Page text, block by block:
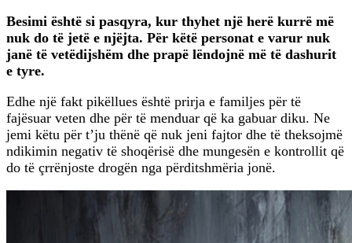
Besimi është si pasqyra, kur thyhet një herë kurrë më
nuk do të jetë e njëjta. Për këtë personat e varur nuk
janë të vetëdijshëm dhe prapë lëndojnë më të dashurit
e tyre.
Edhe një fakt pikëllues është prirja e familjes për të
fajësuar veten dhe për të menduar që ka gabuar diku. Ne
jemi këtu për t’ju thënë që nuk jeni fajtor dhe të theksojmë
ndikimin negativ të shoqërisë dhe mungesën e kontrollit që
do të çrrënjoste drogën nga përditshmëria jonë.